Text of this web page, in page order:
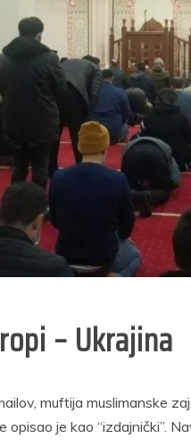
– Ukrajina
muftija muslimanske
opisao je kao “izdajnički”.
Javni
volonterskog
u Općini
2026.
29/05/
2 min read